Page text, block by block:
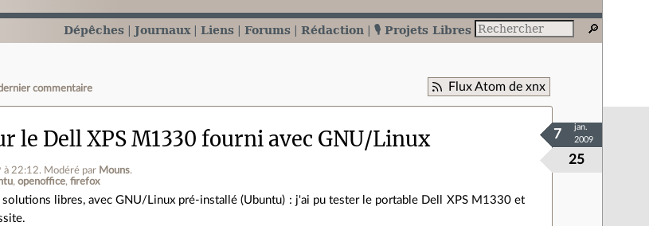
Dépêches Journaux Liens Forums Rédaction 🎙️ Projets Libres
Flux Atom de xnx
commentaire
le Dell XPS M1330 fourni avec GNU/Linux
à 22:12. Modéré par Mouns.
openoffice firefox
25
7
jan.
2009
libres, avec GNU/Linux pré-installé (Ubuntu) : j'ai pu tester le portable Dell XPS M1330 et